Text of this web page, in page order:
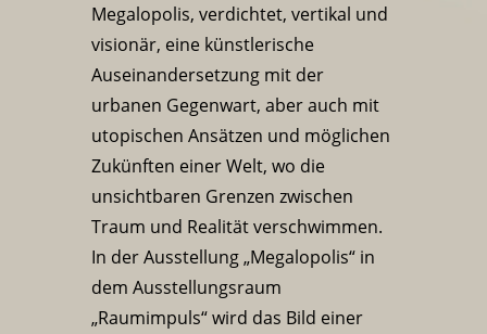
Megalopolis, verdichtet, vertikal und
visionär, eine künstlerische
Auseinandersetzung mit der
urbanen Gegenwart, aber auch mit
utopischen Ansätzen und möglichen
Zukünften einer Welt, wo die
unsichtbaren Grenzen zwischen
Traum und Realität verschwimmen.
In der Ausstellung „Megalopolis“ in
dem Ausstellungsraum
„Raumimpuls“ wird das Bild einer